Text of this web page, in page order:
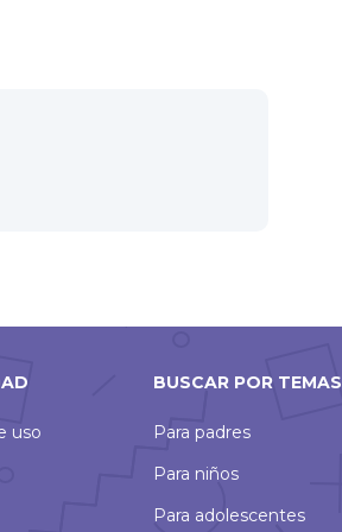
uso
BUSCAR POR TEMAS
Para padres
Para niños
Para adolescentes